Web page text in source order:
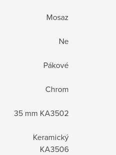
Mosaz
Ne
Pákové
Chrom
35 mm KA3502
Keramický
KA3506